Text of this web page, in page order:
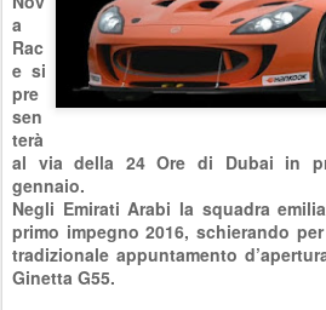
a
Rac
e si
pre
sen
terà
al via della 24 Ore di Dubai in
gennaio.
Negli Emirati Arabi la squadra
primo impegno 2016, schierando
tradizionale appuntamento
Ginetta G55.